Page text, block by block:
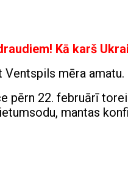
Kā karš
mēra amatu.
pērn 22. februārī
mantas